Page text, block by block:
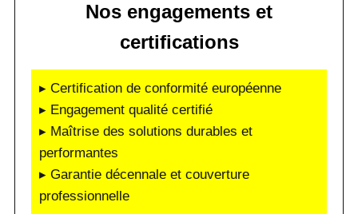
Nos engagements et
certifications
▸ Certification de conformité européenne
▸ Engagement qualité certifié
▸ Maîtrise des solutions durables et
performantes
▸ Garantie décennale et couverture
professionnelle